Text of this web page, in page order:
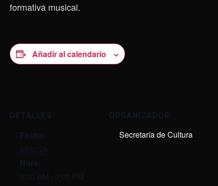
formativa musical.
Añadir al calendario
DETALLES
Fecha:
junio 26
Hora:
9:00 AM - 2:00 PM
ORGANIZADOR
Secretaría de Cultura